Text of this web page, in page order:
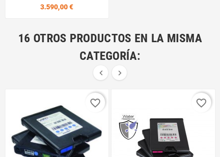
3.590,00 €Precio
16 OTROS PRODUCTOS EN LA MISMA
CATEGORÍA:
 
favorite_border favorite_border